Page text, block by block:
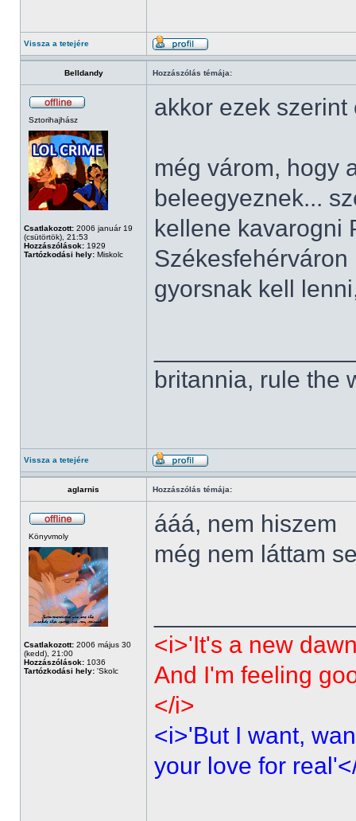
Vissza a tetejére
Belldandy Hozzászólás témája:
Sztorihajhász
Csatlakozott: 2006 január 19
(csütörtök), 21:53
Hozzászólások: 1929
Tartózkodási hely: Miskolc
akkor ezek
még várom, hogy
beleegyeznek...
kellene kavarogni
gyorsnak kell
britannia, rule the
Vissza a tetejére
aglarnis Hozzászólás témája:
Könyvmoly
Csatlakozott: 2006 május 30
(kedd), 21:00
Hozzászólások: 1036
Tartózkodási hely: 'Skolc
ááá, nem hiszem
még nem láttam
<i>'It's a new
And I'm feeling
</i>
<i>'But I want,
your love for